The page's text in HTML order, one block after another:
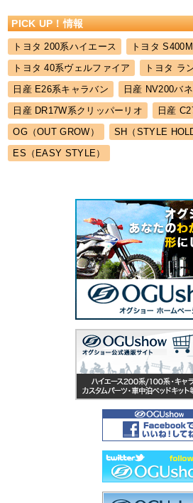
PICK UP！情報
トヨタ 200系ハイエース
トヨタ
トヨタ 40系ヴェルファイア
トヨタ ラ
日産 E26系キャラバン
日産 NV200バ
日産 DR17W系クリッパーリオ
日産
OG（OUT GROW）
SH（STYLE
ES（EASY STYLE）